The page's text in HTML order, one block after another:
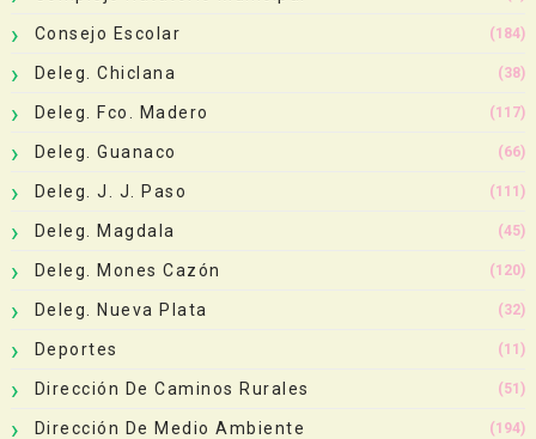
Consejo Escolar (184)
Deleg. Chiclana (38)
Deleg. Fco. Madero (117)
Deleg. Guanaco (66)
Deleg. J. J. Paso (111)
Deleg. Magdala (45)
Deleg. Mones Cazón (120)
Deleg. Nueva Plata (32)
Deportes (11)
Dirección De Caminos Rurales (51)
Dirección De Medio Ambiente (194)